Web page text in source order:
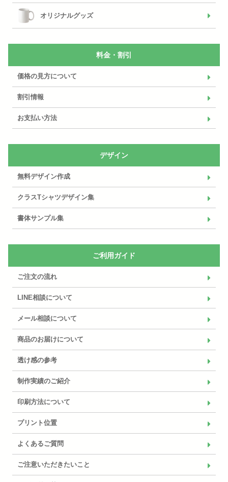
オリジナルグッズ
料金・割引
価格の見方について
割引情報
お支払い方法
デザイン
無料デザイン作成
クラスTシャツデザイン集
書体サンプル集
ご利用ガイド
ご注文の流れ
LINE相談について
メール相談について
商品のお届けについて
透け感の参考
制作実績のご紹介
印刷方法について
プリント位置
よくあるご質問
ご注意いただきたいこと